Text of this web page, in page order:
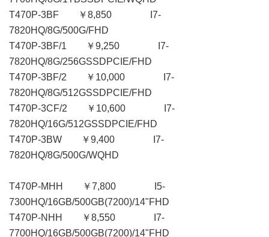
T470P-3BF ￥8,850 I7-
7820HQ/8G/500G/FHD
T470P-3BF/1 ￥9,250 I7-
7820HQ/8G/256GSSDPCIE/FHD
T470P-3BF/2 ￥10,000 I7-
7820HQ/8G/512GSSDPCIE/FHD
T470P-3CF/2 ￥10,600 I7-
7820HQ/16G/512GSSDPCIE/FHD
T470P-3BW ￥9,400 I7-
7820HQ/8G/500G/WQHD
T470P-MHH ￥7,800 I5-
7300HQ/16GB/500GB(7200)/14"FHD
T470P-NHH ￥8,550 I7-
7700HQ/16GB/500GB(7200)/14"FHD